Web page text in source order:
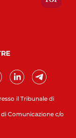
il Tribunale di
Comunicazione c/o